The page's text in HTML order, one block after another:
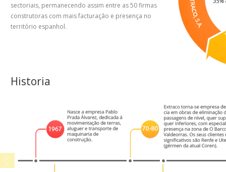
sectoriais, permanecendo assim entre as 50 firmas
construtoras com mais facturação e presença no
território espanhol.
Historia